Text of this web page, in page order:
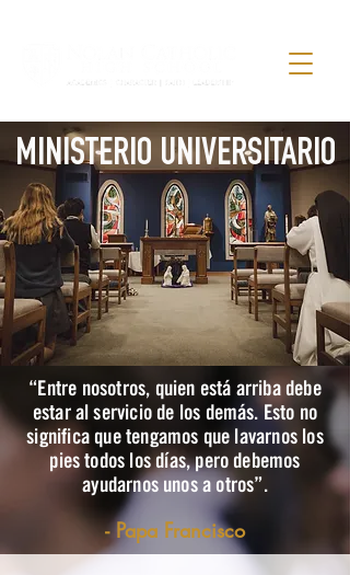
MINISTERIO UNIVERSITARIO
“Entre nosotros, quien está arriba debe
estar al servicio de los demás. Esto no
significa que tengamos que lavarnos los
pies todos los días, pero debemos
ayudarnos unos a otros”.
- Papa Francisco